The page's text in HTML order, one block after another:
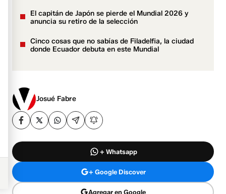
El capitán de Japón se pierde el Mundial 2026 y
anuncia su retiro de la selección
Cinco cosas que no sabías de Filadelfia, la ciudad
donde Ecuador debuta en este Mundial
Josué Fabre
+ Whatsapp
+ Google Discover
Agregar en Google